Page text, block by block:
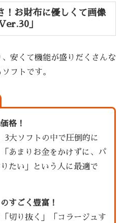
！お財布に優しくて画像
」
、安くて機能が盛りだくさんな
フトです。
格！
3大ソフトの中で圧倒的に
あまりお金をかけずに、パ
たい」という人に最適で
すごく豊富！
切り抜く」「コラージュす